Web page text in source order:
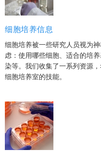
细胞培养信息
细胞培养被一些研究人员视为
虑：使用哪些细胞、适合的培
染等。我们收集了一系列资源
细胞培养室的技能。